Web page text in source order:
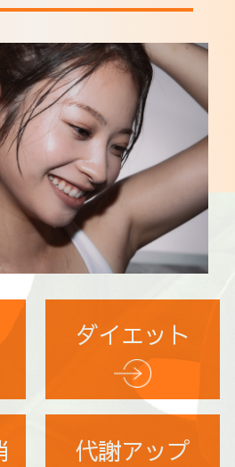
ダイエット
代謝アップ